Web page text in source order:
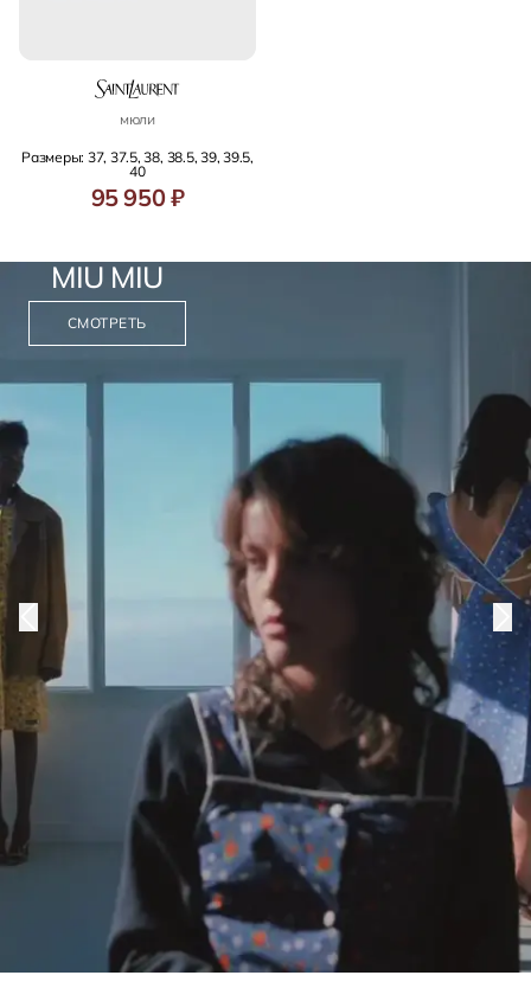
мюли
Размеры: 37, 37.5, 38, 38.5, 39, 39.5,
40
95 950 ₽
MIU MIU
СМОТРЕТЬ